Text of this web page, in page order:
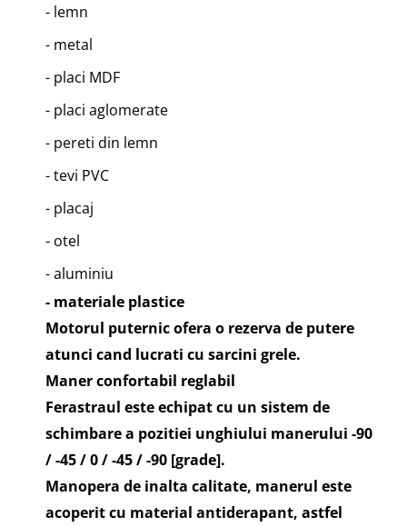
- lemn
- metal
- placi MDF
- placi aglomerate
- pereti din lemn
- tevi PVC
- placaj
- otel
- aluminiu
- materiale plastice
Motorul puternic ofera o rezerva de putere
atunci cand lucrati cu sarcini grele.
Maner confortabil reglabil
Ferastraul este echipat cu un sistem de
schimbare a pozitiei unghiului manerului -90
/ -45 / 0 / -45 / -90 [grade].
Manopera de inalta calitate, manerul este
acoperit cu material antiderapant, astfel